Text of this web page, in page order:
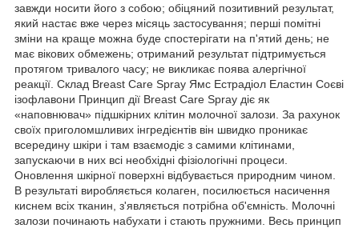
завжди носити його з собою; обіцяний позитивний результат,
який настає вже через місяць застосування; перші помітні
зміни на краще можна буде спостерігати на п'ятий день; не
має вікових обмежень; отриманий результат підтримується
протягом тривалого часу; не викликає поява алергічної
реакції. Склад Breast Care Spray Ямс Естрадіол Еластин Соєві
ізофлавони Принцип дії Breast Care Spray діє як
«наповнювач» підшкірних клітин молочної залози. За рахунок
своїх приголомшливих інгредієнтів він швидко проникає
всередину шкіри і там взаємодіє з самими клітинами,
запускаючи в них всі необхідні фізіологічні процеси.
Оновлення шкірної поверхні відбувається природним чином.
В результаті виробляється колаген, посилюється насичення
киснем всіх тканин, з'являється потрібна об'ємність. Молочні
залози починають набухати і стають пружними. Весь принцип